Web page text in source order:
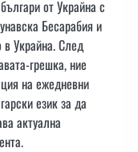
от Украйна с
Бесарабия и
в Украйна. След
грешка, ние
на ежедневни
език за да
актуална